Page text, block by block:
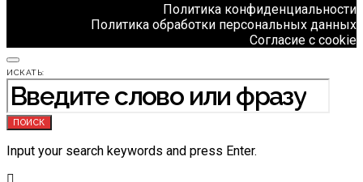
Политика конфиденциальности
Политика обработки персональных данных
Согласие с cookie
ИСКАТЬ:
ПОИСК
Input your search keywords and press Enter.